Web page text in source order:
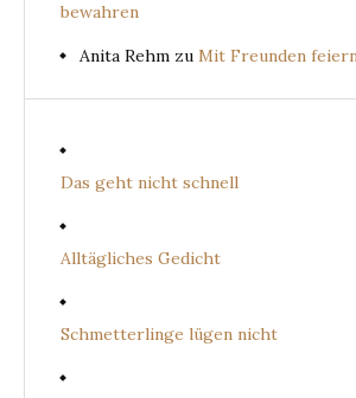
bewahren
Anita Rehm zu Mit Freunden
Das geht nicht schnell
Alltägliches Gedicht
Schmetterlinge lügen nicht